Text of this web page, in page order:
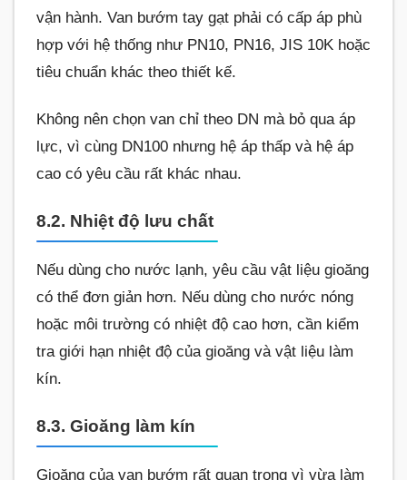
vận hành. Van bướm tay gạt phải có cấp áp phù
hợp với hệ thống như PN10, PN16, JIS 10K hoặc
tiêu chuẩn khác theo thiết kế.
Không nên chọn van chỉ theo DN mà bỏ qua áp
lực, vì cùng DN100 nhưng hệ áp thấp và hệ áp
cao có yêu cầu rất khác nhau.
8.2. Nhiệt độ lưu chất
Nếu dùng cho nước lạnh, yêu cầu vật liệu gioăng
có thể đơn giản hơn. Nếu dùng cho nước nóng
hoặc môi trường có nhiệt độ cao hơn, cần kiểm
tra giới hạn nhiệt độ của gioăng và vật liệu làm
kín.
8.3. Gioăng làm kín
Gioăng của van bướm rất quan trọng vì vừa làm